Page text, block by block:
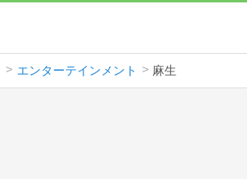
エンターテインメント 麻生